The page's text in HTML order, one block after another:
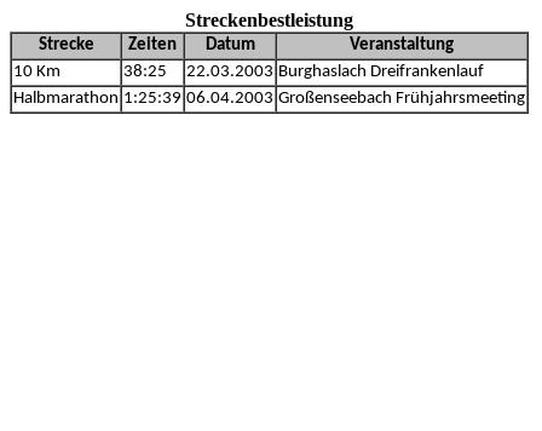
Streckenbestleistung
Strecke Zeiten Datum
Veranstaltung
10 Km
38:25 22.03.2003 Burghaslach Dreifrankenlauf
Halbmarathon 1:25:39 06.04.2003 Großenseebach Frühjahrsmeeting